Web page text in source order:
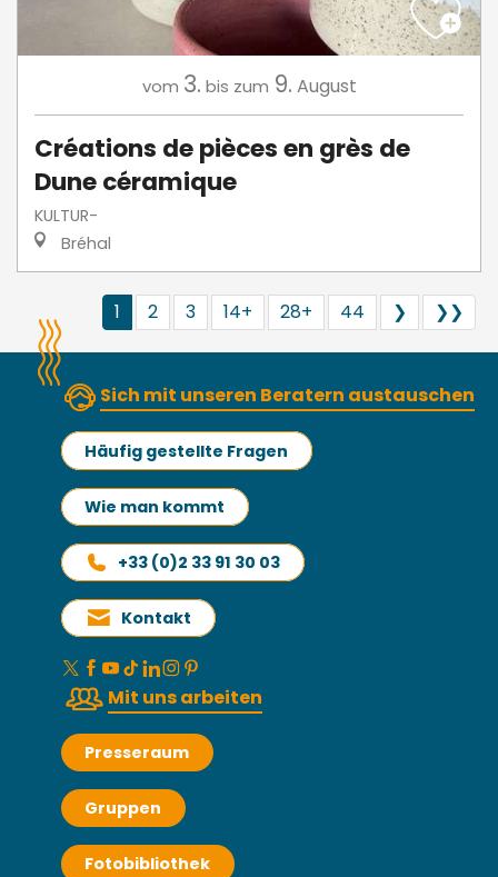
vom 3. bis zum 9. August
Créations de pièces en grès de
Dune céramique
KULTUR-
Bréhal
1 2 3 14+ 28+ 44 ❯ ❯❯
Sich mit unseren Beratern austauschen
Häufig gestellte Fragen
Wie man kommt
+33 (0)2 33 91 30 03
Kontakt
Mit uns arbeiten
Presseraum
Gruppen
Fotobibliothek